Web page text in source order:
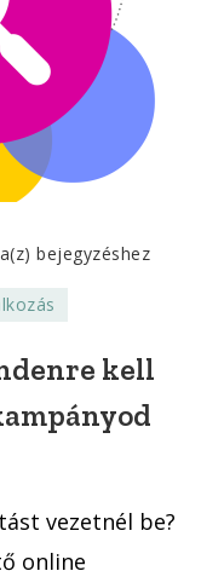
Kampány
–
mindenre
kell
figyelned
kampányod
bejegyzéshez
kell
vezetnél be?
online